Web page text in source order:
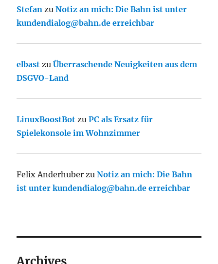
Stefan zuNotiz an mich: Die Bahn ist unter
kundendialog@bahn.de erreichbar
elbast zuÜberraschende Neuigkeiten aus dem
DSGVO-Land
LinuxBoostBot zuPC als Ersatz für
Spielekonsole im Wohnzimmer
Felix Anderhuber zuNotiz an mich: Die Bahn
ist unter kundendialog@bahn.de erreichbar